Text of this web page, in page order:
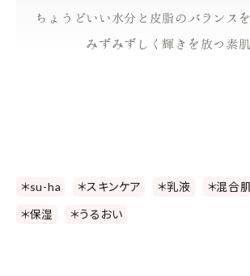
ちょうどいい水分と皮脂のバランス
みずみずしく輝きを放つ素肌
＊su-ha ＊スキンケア ＊乳液 ＊混合
＊保湿
＊うるおい